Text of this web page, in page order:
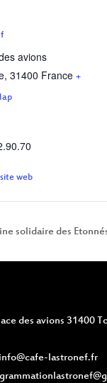
avions
, 31400 France +
web
solidaire des
des avions 31400
info@cafe-lastronef.fr